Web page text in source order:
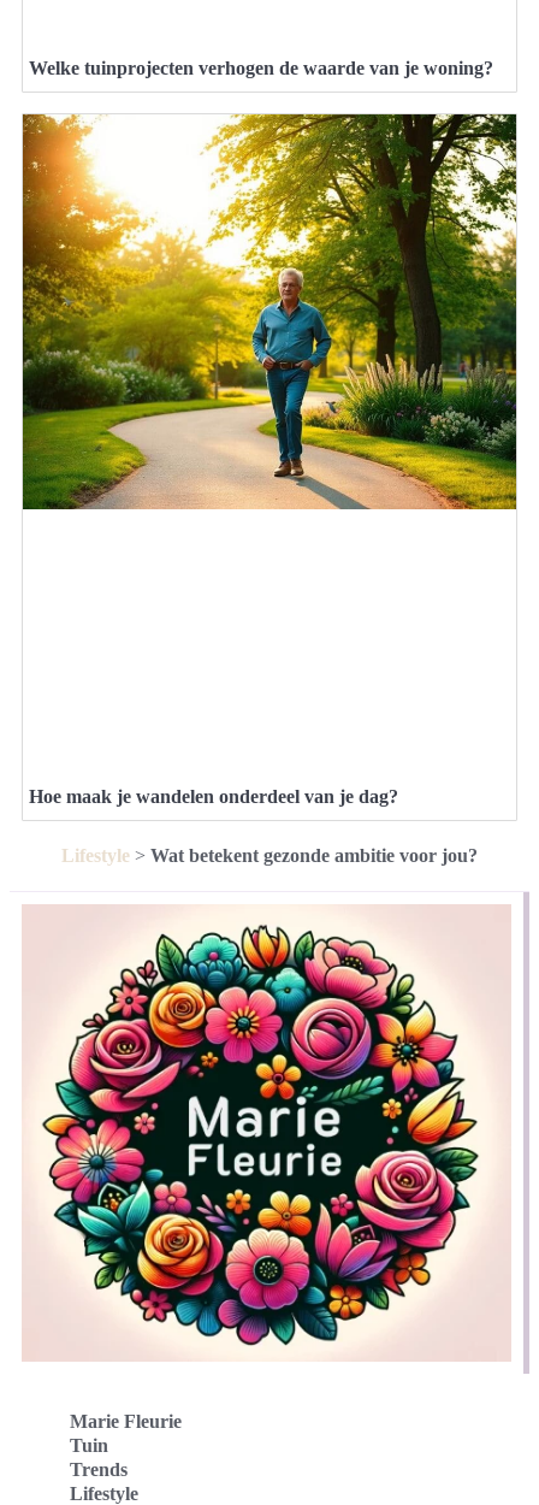
Welke tuinprojecten verhogen de waarde van je woning?
Hoe maak je wandelen onderdeel van je dag?
Lifestyle > Wat betekent gezonde ambitie voor jou?
Marie Fleurie
Tuin
Trends
Lifestyle